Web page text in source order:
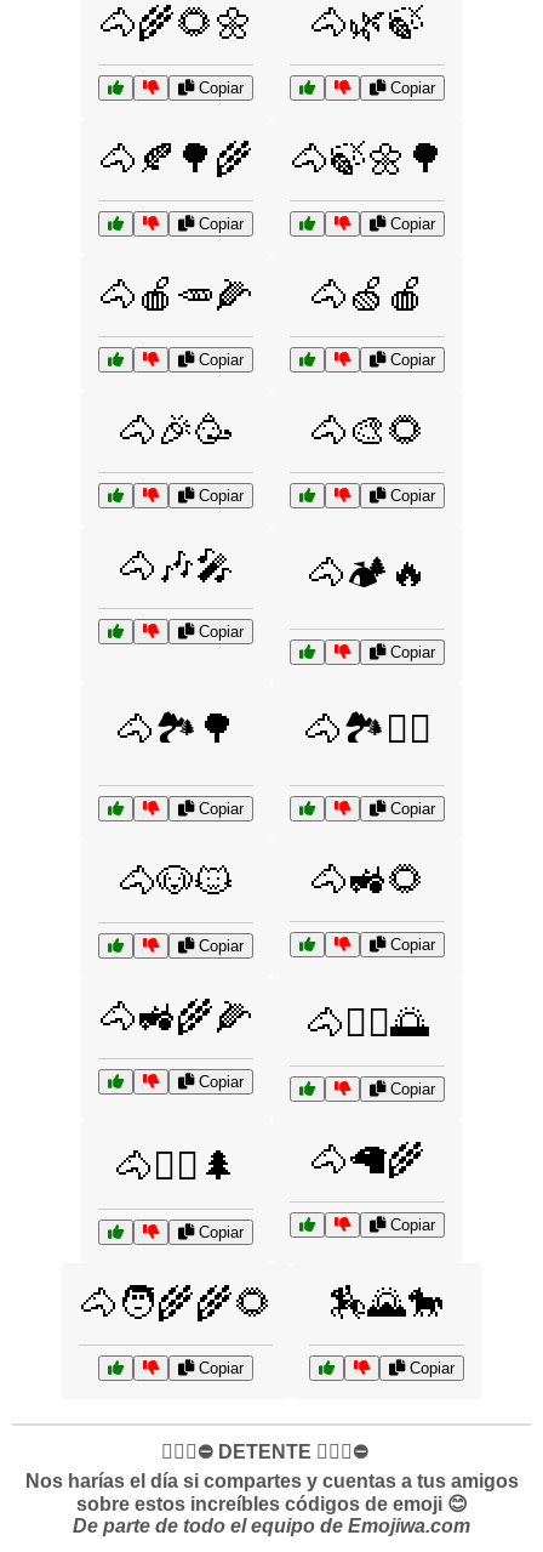
🐴🌾🌻🌼
Copiar
🐴🌿🍃
Copiar
🐴🍂🌳🌾
Copiar
🐴🍃🌼🌳
Copiar
🐴🍎🥕🌽
Copiar
🐴🍏🍎
Copiar
🐴🎉🥳
Copiar
🐴🎨🌻
Copiar
🐴🎶🎤
Copiar
🐴🏕️🔥
Copiar
🐴🏞️🌳
Copiar
🐴🏞️🚶‍♂️
Copiar
🐴🐶🐱
Copiar
🐴🚜🌻
Copiar
🐴🚜🌾🌽
Copiar
🐴🚶‍♀️🌅
Copiar
🐴🚶‍♂️🌲
Copiar
🐴🦙🌾
Copiar
🐴🧑‍🌾🌾🌻
Copiar
🏇🌄🐎
Copiar
✋🏻🛑⛔️ DETENTE ✋🏻🛑⛔️
Nos harías el día si compartes y cuentas a tus amigos
sobre estos increíbles códigos de emoji 😊
De parte de todo el equipo de Emojiwa.com